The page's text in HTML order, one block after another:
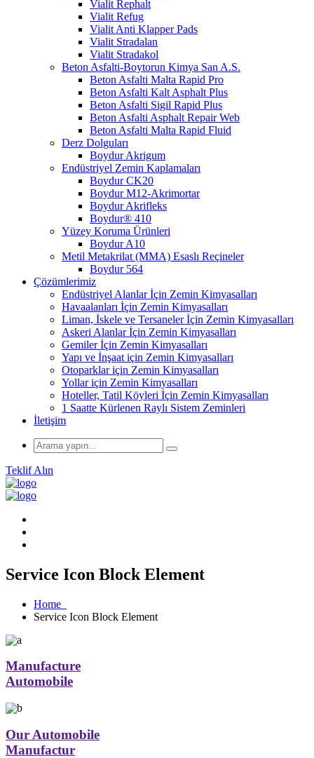
Vialit Rephalt
Vialit Refug
Vialit Anti Klapper Pads
Vialit Stradalan
Vialit Stradakol
Beton Asfalti-Boytorun Kimya San A.S.
Beton Asfalti Malta Rapid Pro
Beton Asfalti Kalt Asphalt Plus
Beton Asfalti Sigil Rapid Plus
Beton Asfalti Asphalt Repair Web
Beton Asfalti Malta Rapid Fluid
Derz Dolguları
Boydur Akrigum
Endüstriyel Zemin Kaplamaları
Boydur CK20
Boydur M12-Akrimortar
Boydur Akrifleks
Boydur® 410
Yüzey Koruma Ürünleri
Boydur A10
Metil Metakrilat (MMA) Esaslı Reçineler
Boydur 564
Çözümlerimiz
Endüstriyel Alanlar İçin Zemin Kimyasalları
Havaalanları İçin Zemin Kimyasalları
Liman, İskele ve Tersaneler İçin Zemin Kimyasalları
Askeri Alanlar İçin Zemin Kimyasalları
Gemiler İçin Zemin Kimyasalları
Yapı ve İnşaat için Zemin Kimyasalları
Otoparklar için Zemin Kimyasalları
Yollar için Zemin Kimyasalları
Hoteller, Tatil Köyleri İçin Zemin Kimyasalları
1 Saatte Kürlenen Raylı Sistem Zeminleri
İletişim
Teklif Alın
Service Icon Block Element
Home
Service Icon Block Element
Manufacture
Automobile
Our Automobile
Manufactur